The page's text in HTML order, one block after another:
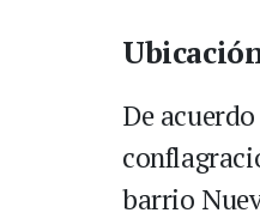
De
barrio